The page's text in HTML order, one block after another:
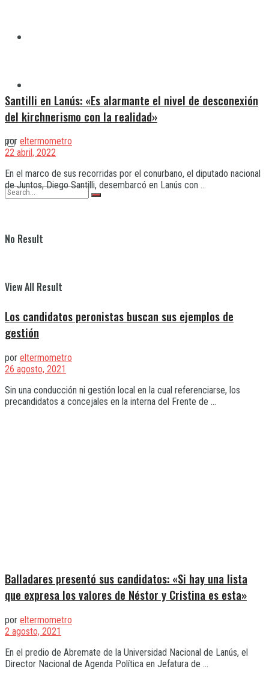
No Result
View All Result
Santilli en Lanús: «Es alarmante el nivel de desconexión
del kirchnerismo con la realidad»
por eltermometro
22 abril, 2022
En el marco de sus recorridas por el conurbano, el diputado nacional
de Juntos, Diego Santilli, desembarcó en Lanús con ...
Los candidatos peronistas buscan sus ejemplos de
gestión
por eltermometro
26 agosto, 2021
Sin una conducción ni gestión local en la cual referenciarse, los
precandidatos a concejales en la interna del Frente de ...
Balladares presentó sus candidatos: «Si hay una lista
que expresa los valores de Néstor y Cristina es esta»
por eltermometro
2 agosto, 2021
En el predio de Abremate de la Universidad Nacional de Lanús, el
Director Nacional de Agenda Política en Jefatura de ...